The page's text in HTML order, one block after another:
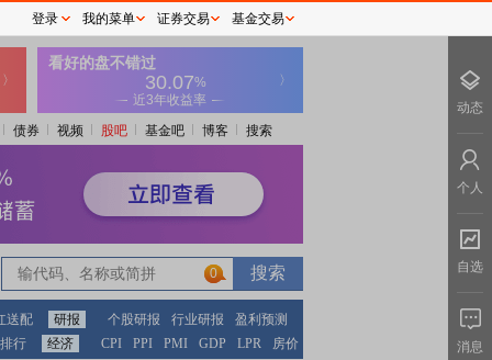
债券 视频 股吧 基金吧 博客 搜索
0
0
送配 研报 个股研报 行业研报
盈利预测
行 经济 CPI PPI PMI GDP LPR 房价
登录 我的菜单 证券交易 基金交易
动态
个人
自选
消息